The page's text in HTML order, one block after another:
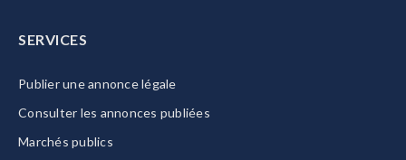
SERVICES
Publier une annonce légale
Consulter les annonces publiées
Marchés publics